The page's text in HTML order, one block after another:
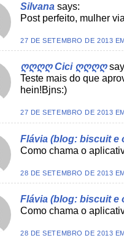
Silvana says:
Post perfeito, mulher
27 DE SETEMBRO DE 2013
ღღღღ Cici ღღღღ
Teste mais do que
hein!Bjns:)
27 DE SETEMBRO DE 2013
Flávia (blog: biscuit e
Como chama o
28 DE SETEMBRO DE 2013
Flávia (blog: biscuit e
Como chama o
28 DE SETEMBRO DE 2013